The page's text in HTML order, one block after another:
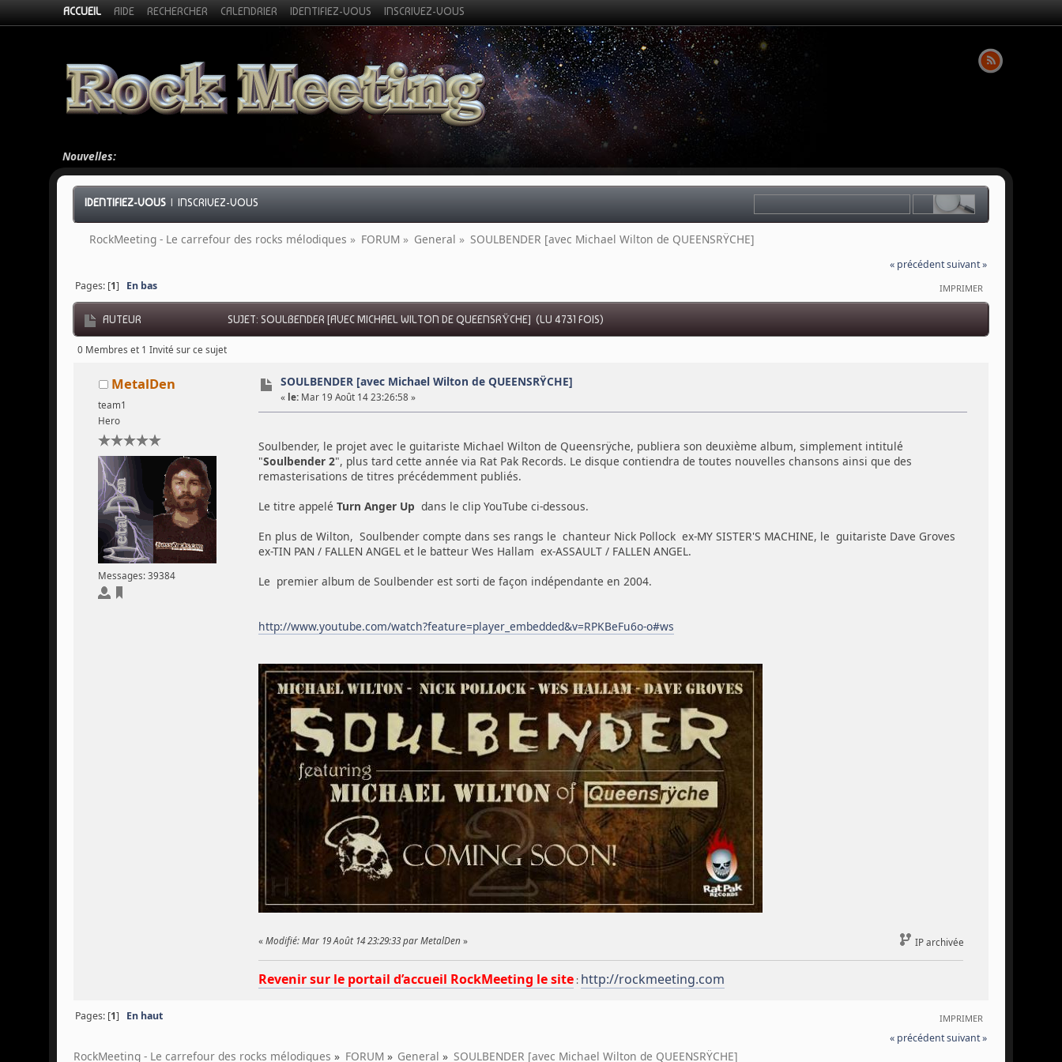
ACCUEIL AIDE RECHERCHER CALENDRIER IDENTIFIEZ-VOUS INSCRIVEZ-VOUS
Nouvelles:
IDENTIFIEZ-VOUS |INSCRIVEZ-VOUS
RockMeeting - Le carrefour des rocks mélodiques » FORUM » General » SOULBENDER [avec Michael Wilton de QUEENSRŸCHE]
« précédentsuivant »
IMPRIMER
Pages: [1] En bas
AUTEUR SUJET: SOULBENDER [AVEC MICHAEL WILTON DE QUEENSRŸCHE] (LU 4731 FOIS)
0 Membres et 1 Invité sur ce sujet
MetalDen
team1
Hero
Messages: 39384
SOULBENDER [avec Michael Wilton de QUEENSRŸCHE]
« le: Mar 19 Août 14 23:26:58 »
Soulbender, le projet avec le guitariste Michael Wilton de Queensrÿche, publiera son deuxième album, simplement intitulé
"Soulbender 2", plus tard cette année via Rat Pak Records. Le disque contiendra de toutes nouvelles chansons ainsi que des
remasterisations de titres précédemment publiés.
Le titre appelé Turn Anger Up dans le clip YouTube ci-dessous.
En plus de Wilton, Soulbender compte dans ses rangs le chanteur Nick Pollock ex-MY SISTER'S MACHINE, le guitariste Dave Groves
ex-TIN PAN / FALLEN ANGEL et le batteur Wes Hallam ex-ASSAULT / FALLEN ANGEL.
Le premier album de Soulbender est sorti de façon indépendante en 2004.
http://www.youtube.com/watch?feature=player_embedded&v=RPKBeFu6o-o#ws
« Modifié: Mar 19 Août 14 23:29:33 par MetalDen » IP archivée
Revenir sur le portail d’accueil RockMeeting le site: http://rockmeeting.com
IMPRIMER
Pages: [1] En haut
« précédentsuivant »
RockMeeting - Le carrefour des rocks mélodiques » FORUM » General » SOULBENDER [avec Michael Wilton de QUEENSRŸCHE]